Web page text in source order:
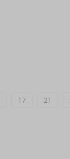
17 21